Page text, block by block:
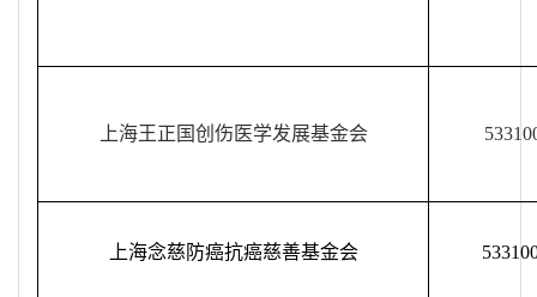
上海王正国创伤医学发展基金会
上海念慈防癌抗癌慈善基金会